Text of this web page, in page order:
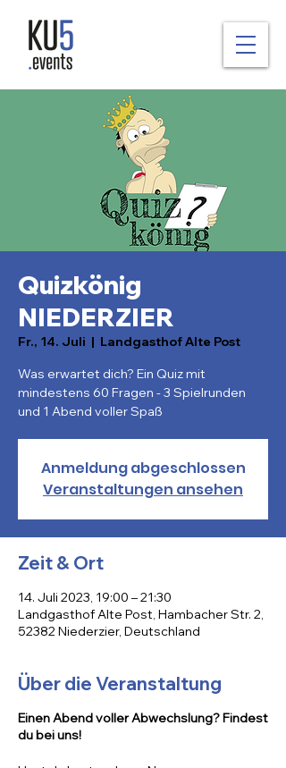
Quizkönig
NIEDERZIER
Fr., 14. Juli
  |
Landgasthof Alte Post
Was erwartet dich? Ein Quiz mit
mindestens 60 Fragen - 3 Spielrunden
Anmeldung abgeschlossen
Veranstaltungen ansehen
Zeit & Ort
14. Juli 2023, 19:00 – 21:30
Landgasthof Alte Post, Hambacher Str. 2,
52382 Niederzier, Deutschland
Über die Veranstaltung
Einen Abend voller Abwechslung? Findest
du bei uns!